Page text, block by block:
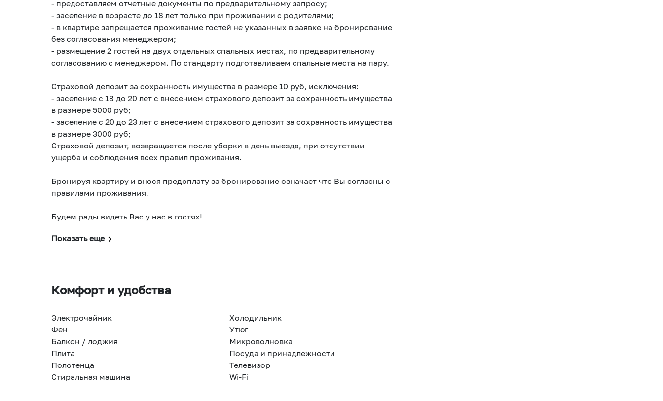
- предоставляем отчетные документы по предварительному запросу;
- заселение в возрасте до 18 лет только при проживании с родителями;
- в квартире запрещается проживание гостей не указанных в заявке на бронирование
без согласования менеджером;
- размещение 2 гостей на двух отдельных спальных местах, по предварительному
согласованию с менеджером. По стандарту подготавливаем спальные места на пару.
Страховой депозит за сохранность имущества в размере 10 руб, исключения:
- заселение с 18 до 20 лет с внесением страхового депозит за сохранность имущества
в размере 5000 руб;
- заселение с 20 до 23 лет с внесением страхового депозит за сохранность имущества
в размере 3000 руб;
Страховой депозит, возвращается после уборки в день выезда, при отсутствии
ущерба и соблюдения всех правил проживания.
Бронируя квартиру и внося предоплату за бронирование означает что Вы согласны с
правилами проживания.
Будем рады видеть Вас у нас в гостях!
Показать еще
Комфорт и удобства
Электрочайник
Холодильник
Фен
Утюг
Балкон / лоджия
Микроволновка
Плита
Посуда и принадлежности
Полотенца
Телевизор
Стиральная машина
Wi-Fi